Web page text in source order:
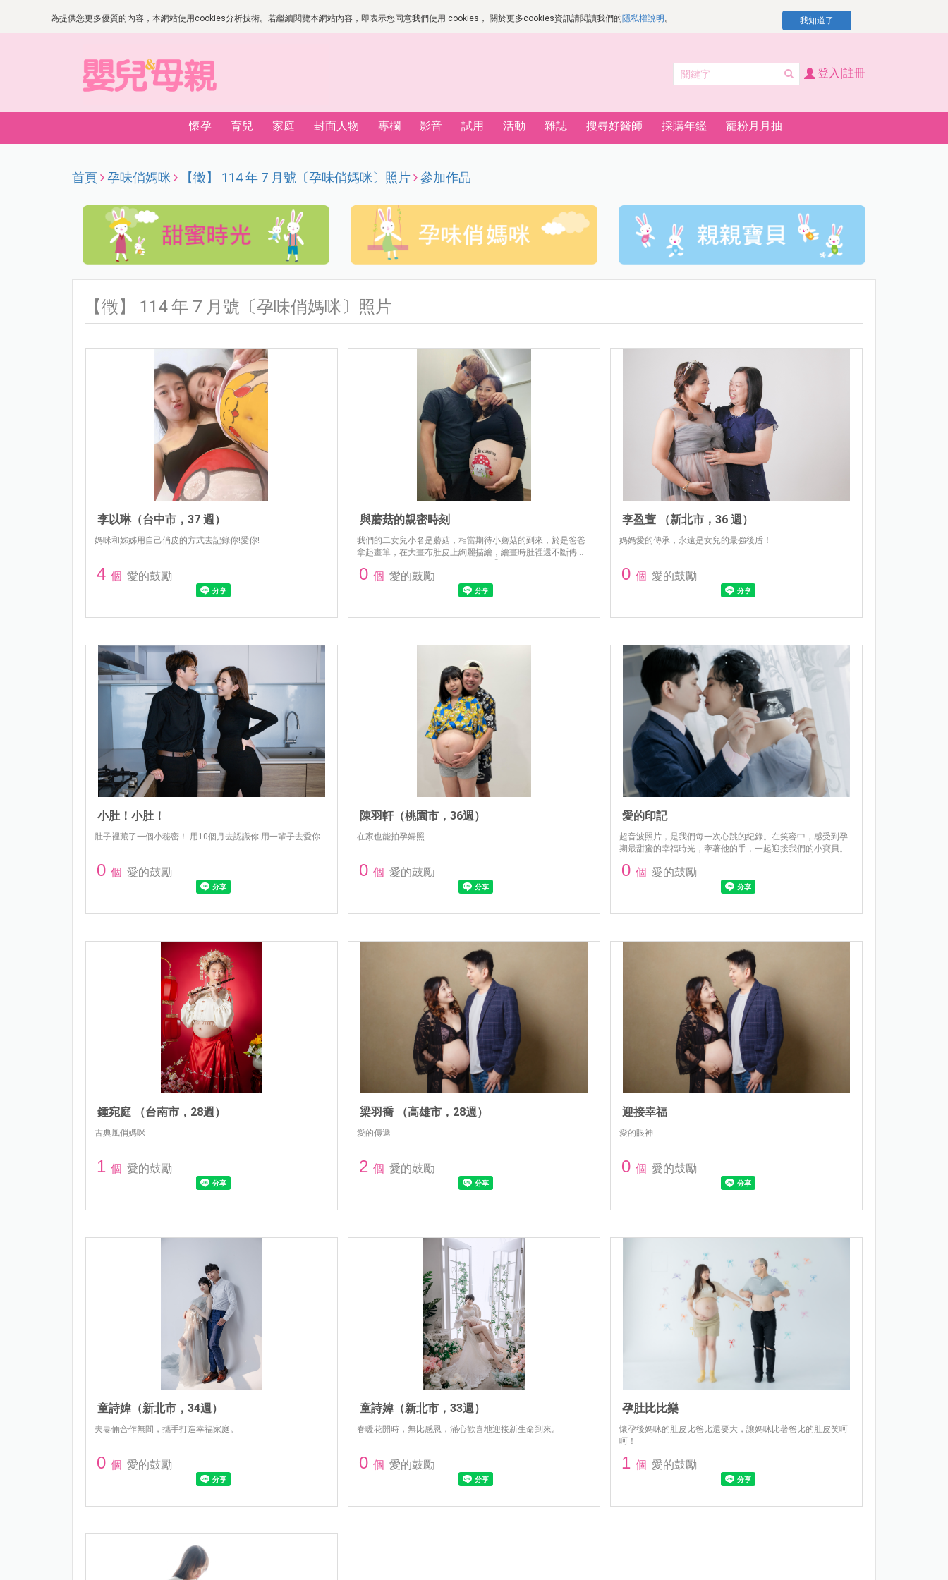
為提供您更多優質的內容，本網站使用cookies分析技術。若繼續閱覽本網站內容，即表示您同意我們使用 cookies， 關於更多cookies資訊請閱讀我們的隱私權說明 。 我知道了
登入|註冊
懷孕 育兒 家庭 封面人物 專欄 影音 試用 活動 雜誌 搜尋好醫師 採購年鑑 寵粉月月抽
首頁 孕味俏媽咪 【徵】 114 年 7 月號〔孕味俏媽咪〕照片 參加作品
【徵】 114 年 7 月號〔孕味俏媽咪〕照片
李以琳（台中市，37 週）
媽咪和姊姊用自己俏皮的方式去記錄你!愛你!
4 個 愛的鼓勵
與蘑菇的親密時刻
我們的二女兒小名是蘑菇，相當期待小蘑菇的到來，於是爸爸
拿起畫筆，在大畫布肚皮上絢麗描繪，繪畫時肚裡還不斷傳來
人難忘的親密互動時刻。
0 個 愛的鼓勵
李盈萱 （新北市，36 週）
媽媽愛的傳承，永遠是女兒的最強後盾！
0 個 愛的鼓勵
小肚！小肚！
肚子裡藏了一個小秘密！ 用10個月去認識你 用一輩子去愛你
0 個 愛的鼓勵
陳羽軒（桃園市，36週）
在家也能拍孕婦照
0 個 愛的鼓勵
愛的印記
超音波照片，是我們每一次心跳的紀錄。在笑容中，感受到孕
期最甜蜜的幸福時光，牽著他的手，一起迎接我們的小寶貝。
0 個 愛的鼓勵
鍾宛庭 （台南市，28週）
古典風俏媽咪
1 個 愛的鼓勵
梁羽喬 （高雄市，28週）
愛的傳遞
2 個 愛的鼓勵
迎接幸福
愛的眼神
0 個 愛的鼓勵
童詩媁（新北市，34週）
夫妻倆合作無間，攜手打造幸福家庭。
0 個 愛的鼓勵
童詩媁（新北市，33週）
春暖花開時，無比感恩，滿心歡喜地迎接新生命到來。
0 個 愛的鼓勵
孕肚比比樂
懷孕後媽咪的肚皮比爸比還要大，讓媽咪比著爸比的肚皮笑呵
呵！
1 個 愛的鼓勵